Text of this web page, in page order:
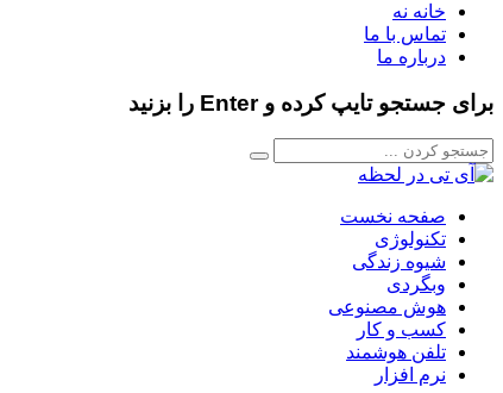
خانه نه
تماس با ما
درباره ما
برای جستجو تایپ کرده و Enter را بزنید
صفحه نخست
تکنولوژی
شیوه زندگی
وبگردی
هوش مصنوعی
کسب و کار
تلفن هوشمند
نرم افزار